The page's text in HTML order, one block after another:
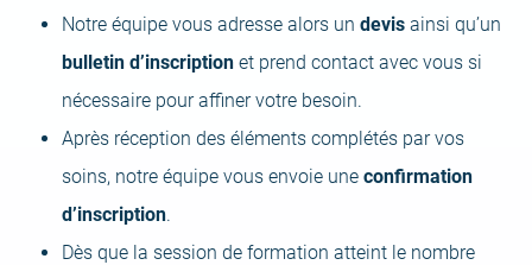
Notre équipe vous adresse alors un devis ainsi qu’un
bulletin d’inscription et prend contact avec vous si
nécessaire pour affiner votre besoin.
Après réception des éléments complétés par vos
soins, notre équipe vous envoie une confirmation
d’inscription.
Dès que la session de formation atteint le nombre